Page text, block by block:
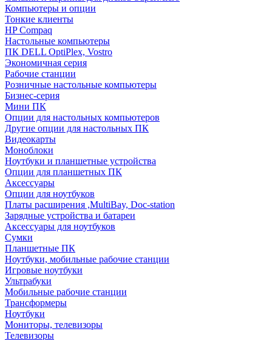
Компьютеры и опции
Тонкие клиенты
HP Compaq
Настольные компьютеры
ПК DELL OptiPlex, Vostro
Экономичная серия
Рабочие станции
Розничные настольные компьютеры
Бизнес-серия
Мини ПК
Опции для настольных компьютеров
Другие опции для настольных ПК
Видеокарты
Моноблоки
Ноутбуки и планшетные устройства
Опции для планшетных ПК
Аксессуары
Опции для ноутбуков
Платы расширения ,MultiBay, Doc-station
Зарядные устройства и батареи
Аксессуары для ноутбуков
Сумки
Планшетные ПК
Ноутбуки, мобильные рабочие станции
Игровые ноутбуки
Ультрабуки
Мобильные рабочие станции
Трансформеры
Ноутбуки
Мониторы, телевизоры
Телевизоры